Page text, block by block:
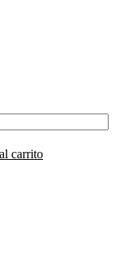
carrito